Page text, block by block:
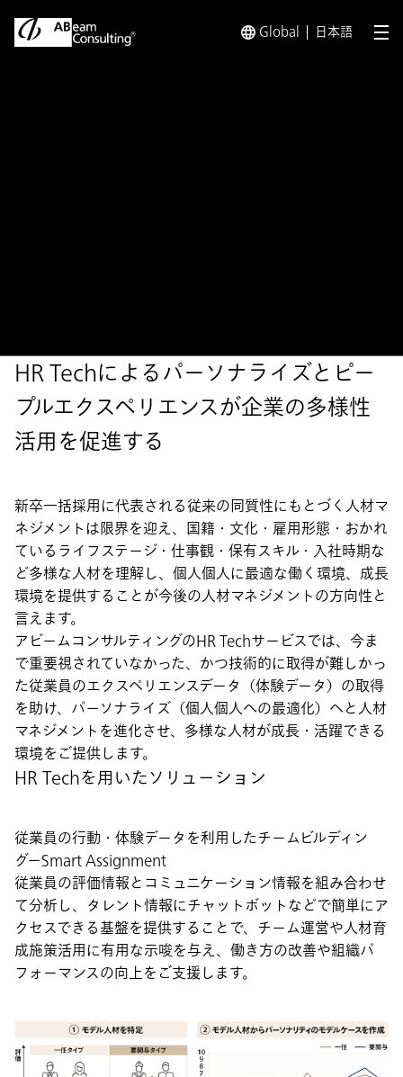
Global 日本語 メ
HR Techによるパーソナライズとピー
プルエクスペリエンスが企業の多様性
活用を促進する
新卒一括採用に代表される従来の同質性にもとづく人材マ
ネジメントは限界を迎え、国籍・文化・雇用形態・おかれ
ているライフステージ・仕事観・保有スキル・入社時期な
ど多様な人材を理解し、個人個人に最適な働く環境、成長
環境を提供することが今後の人材マネジメントの方向性と
言えます。
アビームコンサルティングのHR Techサービスでは、今ま
で重要視されていなかった、かつ技術的に取得が難しかっ
た従業員のエクスペリエンスデータ（体験データ）の取得
を助け、パーソナライズ（個人個人への最適化）へと人材
マネジメントを進化させ、多様な人材が成長・活躍できる
環境をご提供します。
HR Techを用いたソリューション
従業員の行動・体験データを利用したチームビルディン
グーSmart Assignment
従業員の評価情報とコミュニケーション情報を組み合わせ
て分析し、タレント情報にチャットボットなどで簡単にア
クセスできる基盤を提供することで、チーム運営や人材育
成施策活用に有用な示唆を与え、働き方の改善や組織パ
フォーマンスの向上をご支援します。